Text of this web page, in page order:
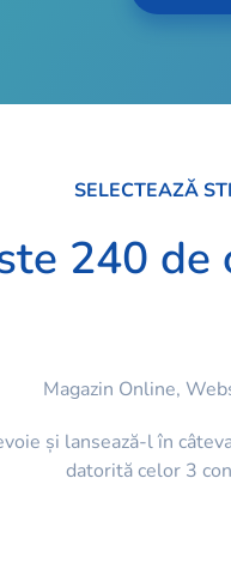
SELECTEAZĂ
240
Magazin Online,
și lansează-l în
datorită celor 3